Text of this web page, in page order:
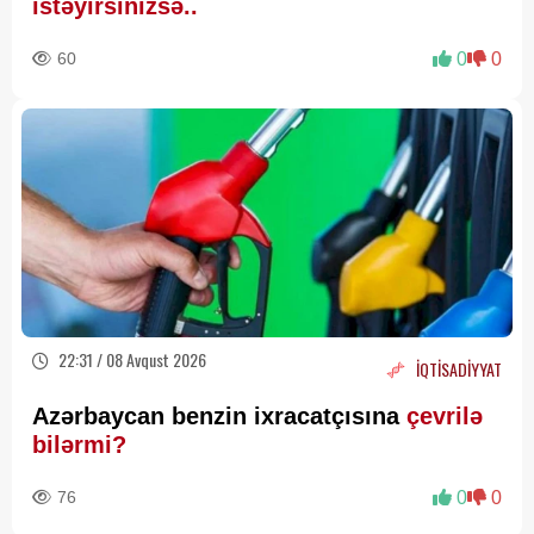
istəyirsinizsə..
60 0 0
22:31 / 08 Avqust 2026 İQTİSADİYYAT
Azərbaycan benzin ixracatçısınaçevrilə
bilərmi?
76 0 0